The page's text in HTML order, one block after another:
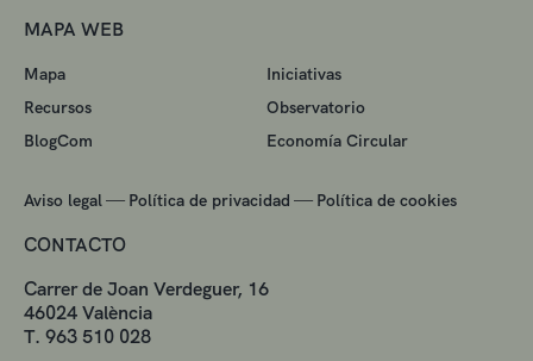
MAPA WEB
Mapa
Iniciativas
Recursos
Observatorio
BlogCom
Economía Circular
Aviso legal — Política de privacidad — Política de cookies
CONTACTO
Carrer de Joan Verdeguer, 16
46024 València
T. 963 510 028